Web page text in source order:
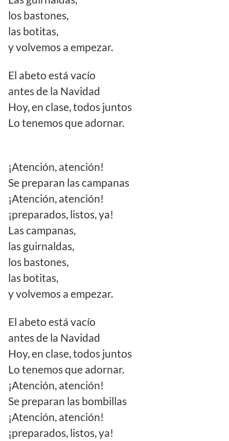
los bastones,
las botitas,
y volvemos a empezar.
El abeto está vacío
antes de la Navidad
Hoy, en clase, todos juntos
Lo tenemos que adornar.
¡Atención, atención!
Se preparan las campanas
¡Atención, atención!
¡preparados, listos, ya!
Las campanas,
las guirnaldas,
los bastones,
las botitas,
y volvemos a empezar.
El abeto está vacío
antes de la Navidad
Hoy, en clase, todos juntos
Lo tenemos que adornar.
¡Atención, atención!
Se preparan las bombillas
¡Atención, atención!
¡preparados, listos, ya!